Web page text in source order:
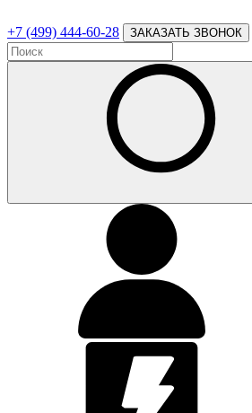
+7 (499) 444-60-28 ЗАКАЗАТЬ ЗВОНОК